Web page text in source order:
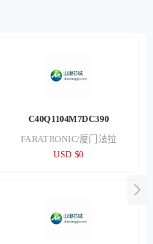
C40Q1104M7DC390
FARATRONIC/厦门法拉
USD $0